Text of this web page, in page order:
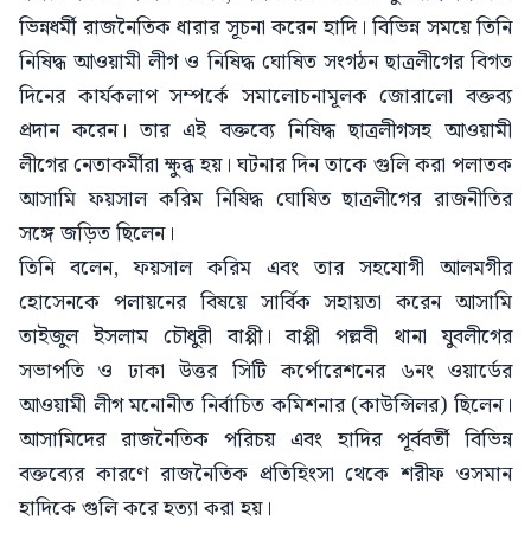
ভিন্নধর্মী রাজনৈতিক ধারার সূচনা করেন হাদি। বিভিন্ন সময়ে তিনি
নিষিদ্ধ আওয়ামী লীগ ও নিষিদ্ধ ঘোষিত সংগঠন ছাত্রলীগের বিগত
দিনের কার্যকলাপ সম্পর্কে সমালোচনামূলক জোরালো বক্তব্য
প্রদান করেন। তার এই বক্তব্যে নিষিদ্ধ ছাত্রলীগসহ আওয়ামী
লীগের নেতাকর্মীরা ক্ষুব্ধ হয়। ঘটনার দিন তাকে গুলি করা পলাতক
আসামি ফয়সাল করিম নিষিদ্ধ ঘোষিত ছাত্রলীগের রাজনীতির
সঙ্গে জড়িত ছিলেন।
তিনি বলেন, ফয়সাল করিম এবং তার সহযোগী আলমগীর
হোসেনকে পলায়নের বিষয়ে সার্বিক সহায়তা করেন আসামি
তাইজুল ইসলাম চৌধুরী বাপ্পী। বাপ্পী পল্লবী থানা যুবলীগের
সভাপতি ও ঢাকা উত্তর সিটি কর্পোরেশনের ৬নং ওয়ার্ডের
আওয়ামী লীগ মনোনীত নির্বাচিত কমিশনার (কাউন্সিলর) ছিলেন।
আসামিদের রাজনৈতিক পরিচয় এবং হাদির পূর্ববর্তী বিভিন্ন
বক্তব্যের কারণে রাজনৈতিক প্রতিহিংসা থেকে শরীফ ওসমান
হাদিকে গুলি করে হত্যা করা হয়।